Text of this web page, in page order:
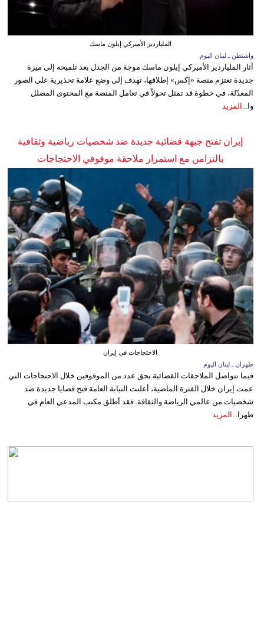
الملياردير الأميركي إيلون ماسك
واشنطن ـ لبنان اليوم
أثار الملياردير الأميركي إيلون ماسك موجة من الجدل بعد تلميحه إلى ميزة
جديدة تعتزم منصة «إكس» إطلاقها، تهدف إلى وضع علامة تحذيرية على الصور
المعدّلة، في خطوة قد تمثل تحولاً في تعامل المنصة مع المحتوى المضلل
وا... المزيد
إيران تفتح جبهة قضائية جديدة ضد شخصيات رياضية وثقافية
بالتزامن مع استمرار ملاحقة موقوفي الاحتجاجات
الاحتجاجات في إيران
طهران ـ لبنان اليوم
فيما تتواصل الملاحقات القضائية بحق عدد من الموقوفين خلال الاحتجاجات التي
عمت إيران خلال الفترة الماضية، أعلنت النيابة العامة فتح قضايا جديدة ضد
شخصيات من عالمي الرياضة والثقافة. فقد أطلق مكتب المدعي العام في
طهرا... المزيد